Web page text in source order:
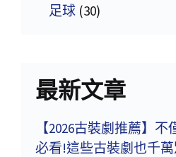
足球 (30)
最新文章
【2026古裝劇推薦】
必看!這些古裝劇也千